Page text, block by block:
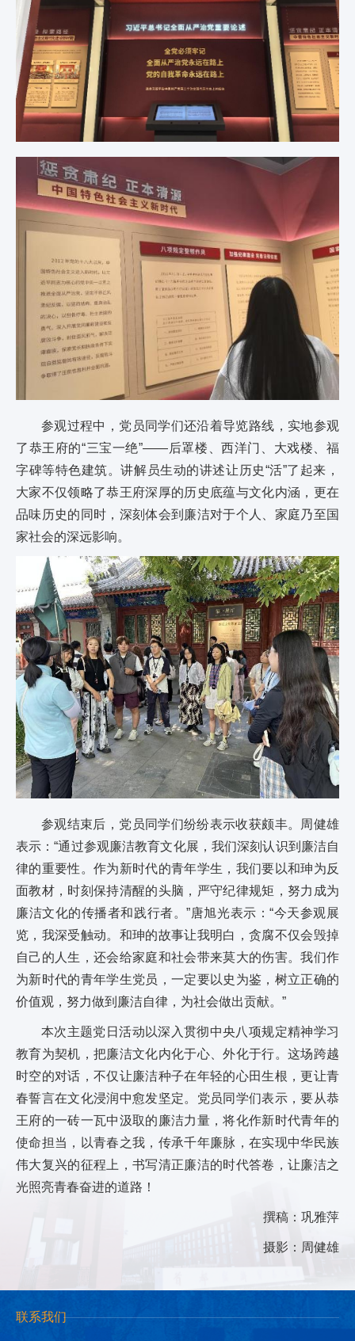
参观过程中，党员同学们还沿着导览路线，实地参观
了恭王府的“三宝一绝”——后罩楼、西洋门、大戏楼、福
字碑等特色建筑。讲解员生动的讲述让历史“活”了起来，
大家不仅领略了恭王府深厚的历史底蕴与文化内涵，更在
品味历史的同时，深刻体会到廉洁对于个人、家庭乃至国
家社会的深远影响。
参观结束后，党员同学们纷纷表示收获颇丰。周健雄
表示：“通过参观廉洁教育文化展，我们深刻认识到廉洁自
律的重要性。作为新时代的青年学生，我们要以和珅为反
面教材，时刻保持清醒的头脑，严守纪律规矩，努力成为
廉洁文化的传播者和践行者。”唐旭光表示：“今天参观展
览，我深受触动。和珅的故事让我明白，贪腐不仅会毁掉
自己的人生，还会给家庭和社会带来莫大的伤害。我们作
为新时代的青年学生党员，一定要以史为鉴，树立正确的
价值观，努力做到廉洁自律，为社会做出贡献。”
本次主题党日活动以深入贯彻中央八项规定精神学习
教育为契机，把廉洁文化内化于心、外化于行。这场跨越
时空的对话，不仅让廉洁种子在年轻的心田生根，更让青
春誓言在文化浸润中愈发坚定。党员同学们表示，要从恭
王府的一砖一瓦中汲取的廉洁力量，将化作新时代青年的
使命担当，以青春之我，传承千年廉脉，在实现中华民族
伟大复兴的征程上，书写清正廉洁的时代答卷，让廉洁之
光照亮青春奋进的道路！
撰稿：巩雅萍
摄影：周健雄
联系我们